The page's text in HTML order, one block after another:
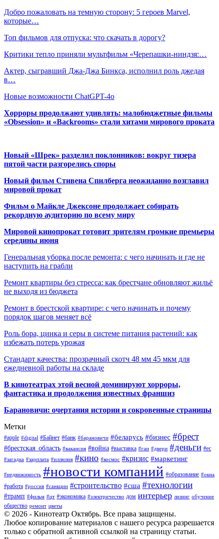
Добро пожаловать на темную сторону: 5 героев Marvel,
которые…
Топ фильмов для отпуска: что скачать в дорогу?
Критики тепло приняли мультфильм «Черепашки-ниндзя:…
Актер, сыгравший Джа-Джа Бинкса, исполнил роль джедая
в…
Новые возможности ChatGPT-4o
Хорроры продолжают удивлять: малобюджетные фильмы
«Obsession» и «Backrooms» стали хитами мирового проката
Новый «Шрек» разделил поклонников: вокруг тизера
пятой части разгорелись споры
Новый фильм Стивена Спилберга неожиданно возглавил
мировой прокат
Фильм о Майкле Джексоне продолжает собирать
рекордную аудиторию по всему миру
Мировой кинопрокат готовит зрителям громкие премьеры
середины июня
Генеральная уборка после ремонта: с чего начинать и где не
наступить на грабли
Ремонт квартиры без стресса: как брестчане обновляют жильё
не выходя из бюджета
Ремонт в брестской квартире: с чего начинать и почему
порядок шагов меняет всё
Роль бора, цинка и серы в системе питания растений: как
избежать потерь урожая
Стандарт качества: прозрачный скотч 48 мм 45 мкм для
ежедневной работы на складе
В кинотеатрах этой весной доминируют хорроры,
фантастика и продолжения известных франшиз
Барановичи: очертания истории и сокровенные страницы
Метки
#apple #digital #Байнет #банк #барановичи #беларусь #бизнес #брест
#брестская_область #вакансия #война #выставка #гаи #двери #деньги #ес
#загадка #зарплата #иллюзия #кино #космос #кризис #маркетинг
#недвижимость #новости компаний #образование #окна
#работа #россия #санкции #строительство #сша #технологии
#трамп #фильм #цт #экономика #электричество дом интерьер лизинг обучение
общество ремонт цветы
© 2026 - Кинотеатр Октябрь. Все права защищены.
Любое копирование материалов с нашего ресурса разрешается
только с обратной активной ссылкой на страницу статьи.